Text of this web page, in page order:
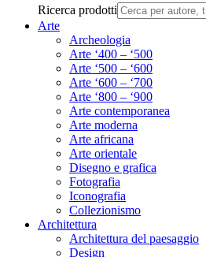
Ricerca prodotti
Arte
Archeologia
Arte ‘400 – ‘500
Arte ‘500 – ‘600
Arte ‘600 – ‘700
Arte ‘800 – ‘900
Arte contemporanea
Arte moderna
Arte africana
Arte orientale
Disegno e grafica
Fotografia
Iconografia
Collezionismo
Architettura
Architettura del paesaggio
Design